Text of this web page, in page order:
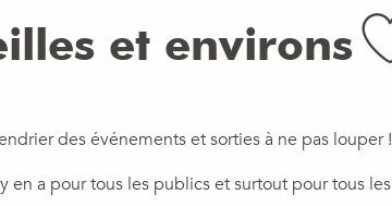
et environs
des événements et sorties à ne pas louper !
en a pour tous les publics et surtout pour tous